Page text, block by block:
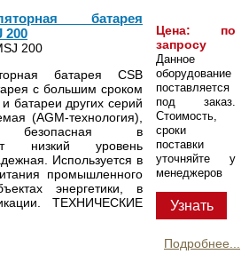
Цена: по
запросу
Данное
оборудование
поставляется
под заказ.
Стоимость,
сроки
поставки
уточняйте у
менеджеров
Узнать
батарея
200
200
батарея CSB
с большим сроком
батареи других серий
(AGM-технология),
безопасная в
низкий уровень
Используется в
промышленного
энергетики, в
ТЕХНИЧЕСКИЕ
Подробнее...